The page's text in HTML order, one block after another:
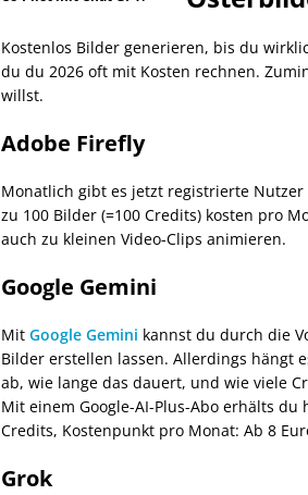
Kostenlos Bilder generieren, bis du
du du 2026 oft mit Kosten rechnen.
willst.
Adobe Firefly
Monatlich gibt es jetzt registrierte Nutzer
zu 100 Bilder (=100 Credits) kosten pro
auch zu kleinen Video-Clips animieren.
Google Gemini
Mit Google Gemini kannst du durch die
Bilder erstellen lassen. Allerdings hängt
ab, wie lange das dauert, und wie viele
Mit einem Google-AI-Plus-Abo erhälts
Credits, Kostenpunkt pro Monat: Ab 8
Grok